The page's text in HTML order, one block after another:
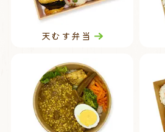
天むす弁当